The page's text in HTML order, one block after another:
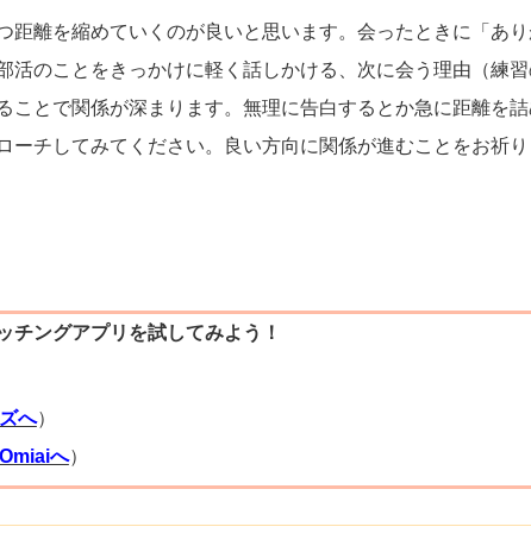
距離を縮めていくのが良いと思います。会ったときに「あり
のことをきっかけに軽く話しかける、次に会う理由（練習
ことで関係が深まります。無理に告白するとか急に距離を詰
チしてみてください。良い方向に関係が進むことをお祈り
チングアプリを試してみよう！
へ）
Omiaiへ）